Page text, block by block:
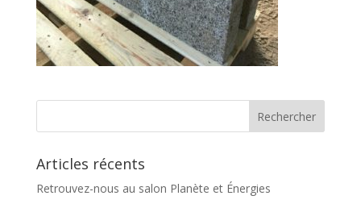
Articles récents
Retrouvez-nous au salon Planète et Énergies